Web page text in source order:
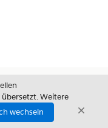
übersetzt. Weitere
wechseln